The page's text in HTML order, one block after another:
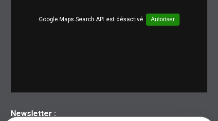
Google Maps Search API est désactivé. Autoriser
Newsletter :